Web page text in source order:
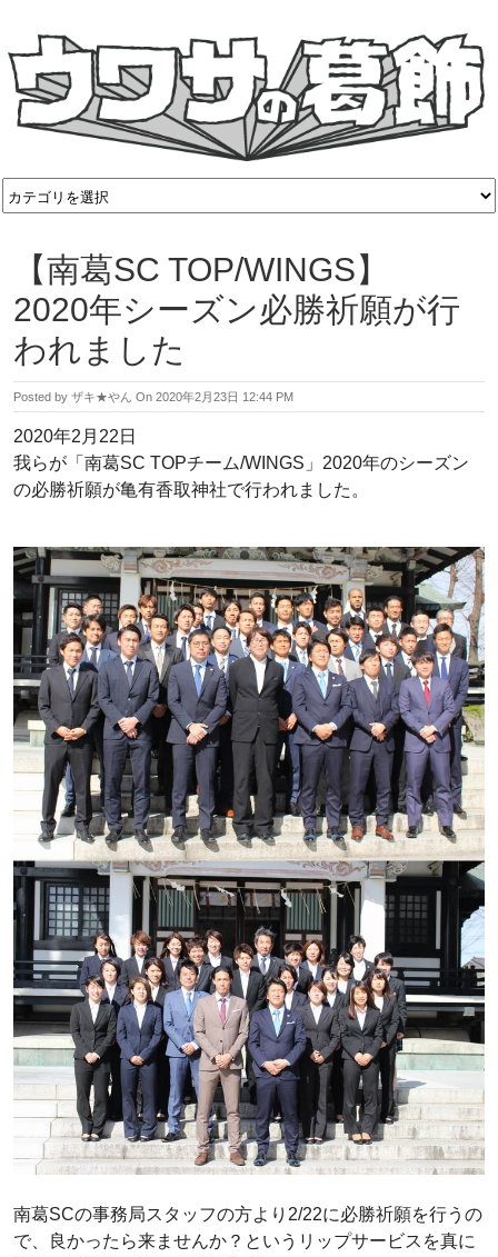
【南葛SC TOP/WINGS】
2020年シーズン必勝祈願が行
われました
Posted by ザキ★やん On 2020年2月23日 12:44 PM
2020年2月22日
我らが「南葛SC TOPチーム/WINGS」2020年のシーズン
の必勝祈願が亀有香取神社で行われました。
南葛SCの事務局スタッフの方より2/22に必勝祈願を行うの
で、良かったら来ませんか？というリップサービスを真に